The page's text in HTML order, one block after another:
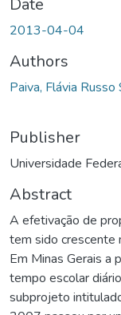
2013-04-04
Authors
Paiva, Flávia Russo
Publisher
Universidade
Abstract
A efetivação de
tem sido crescente
Em Minas Gerais a
tempo escolar
subprojeto